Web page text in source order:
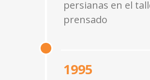
persianas en el
prensado
1995